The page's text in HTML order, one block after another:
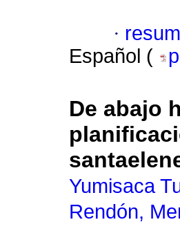
·
Español (
De abajo
Yumisaca
Rendón,